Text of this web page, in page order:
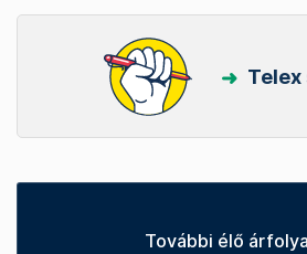
Telex
További élő